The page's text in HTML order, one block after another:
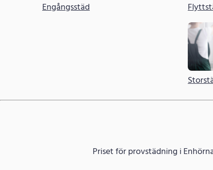
Engångsstäd
Priset för provstädning i